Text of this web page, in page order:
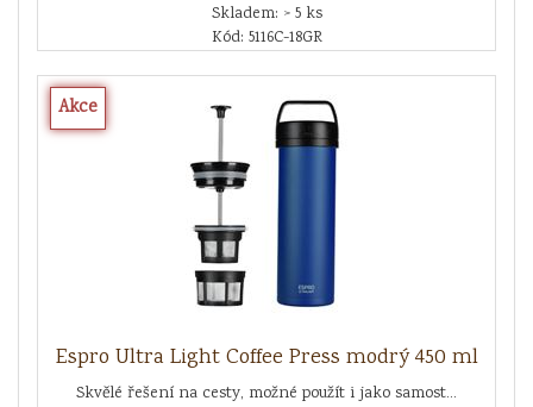
Skladem: > 5 ks
Kód: 5116C-18GR
Akce
Espro Ultra Light Coffee Press modrý 450 ml
Skvělé řešení na cesty, možné použít i jako samost...